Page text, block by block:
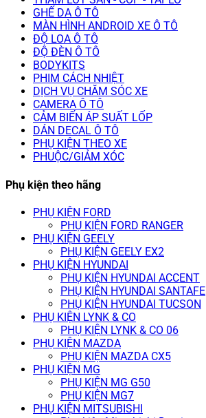
GHẾ DA Ô TÔ
MÀN HÌNH ANDROID XE Ô TÔ
ĐỘ LOA Ô TÔ
ĐỘ ĐÈN Ô TÔ
BODYKITS
PHIM CÁCH NHIỆT
DỊCH VỤ CHĂM SÓC XE
CAMERA Ô TÔ
CẢM BIẾN ÁP SUẤT LỐP
DÁN DECAL Ô TÔ
PHỤ KIỆN THEO XE
PHUỘC/GIẢM XÓC
Phụ kiện theo hãng
PHỤ KIỆN FORD
PHỤ KIỆN FORD RANGER
PHỤ KIỆN GEELY
PHỤ KIỆN GEELY EX2
PHỤ KIỆN HYUNDAI
PHỤ KIỆN HYUNDAI ACCENT
PHỤ KIỆN HYUNDAI SANTAFE
PHỤ KIỆN HYUNDAI TUCSON
PHỤ KIỆN LYNK & CO
PHỤ KIỆN LYNK & CO 06
PHỤ KIỆN MAZDA
PHỤ KIỆN MAZDA CX5
PHỤ KIỆN MG
PHỤ KIỆN MG G50
PHỤ KIỆN MG7
PHỤ KIỆN MITSUBISHI